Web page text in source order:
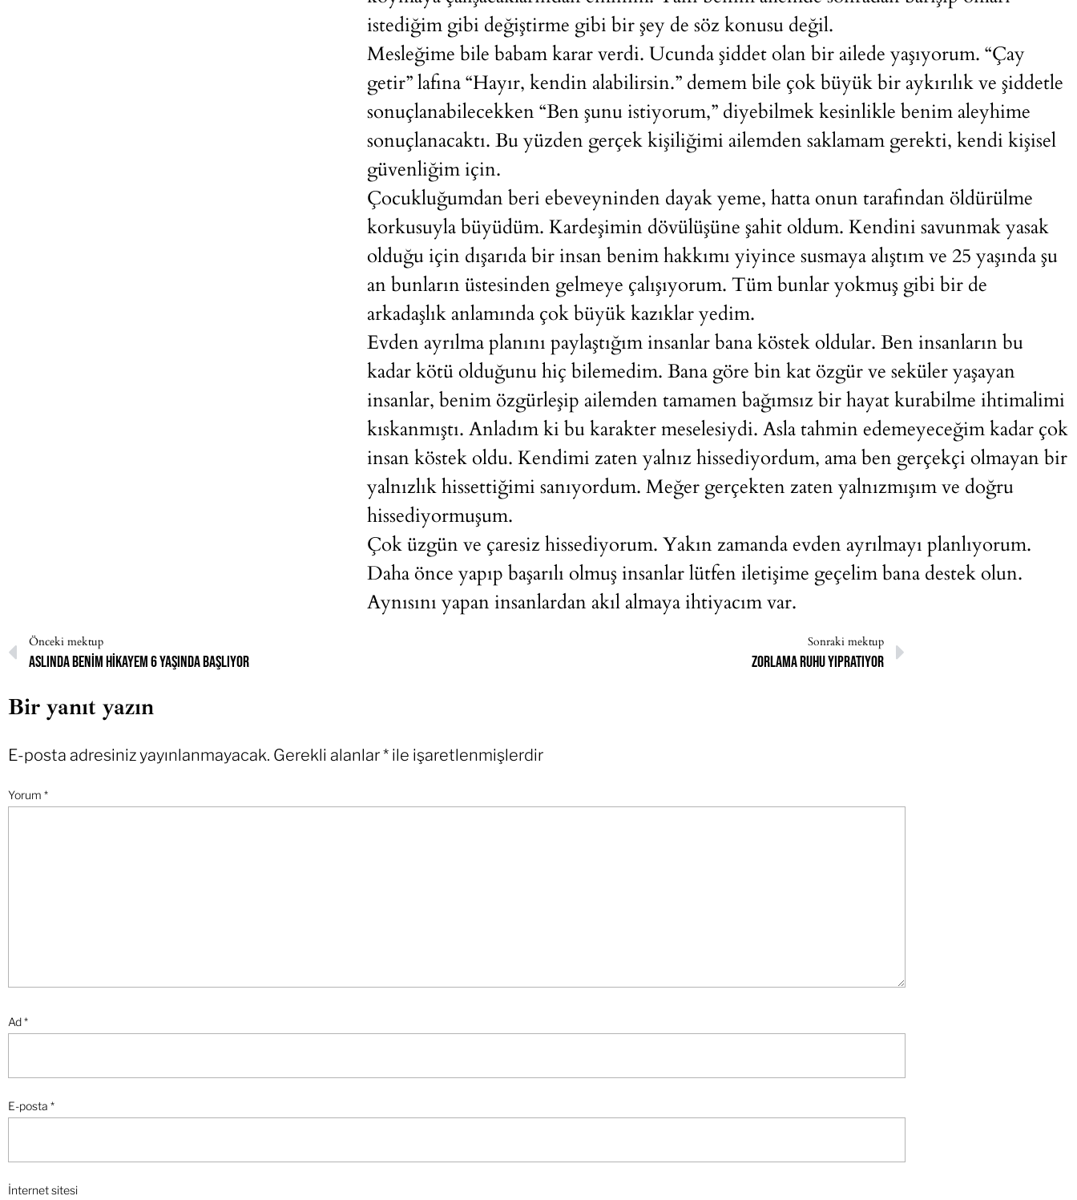
istediğim gibi değiştirme gibi bir şey de söz konusu değil.
Mesleğime bile babam karar verdi. Ucunda şiddet olan bir ailede yaşıyorum. “Çay
getir” lafına “Hayır, kendin alabilirsin.” demem bile çok büyük bir aykırılık ve şiddetle
sonuçlanabilecekken “Ben şunu istiyorum,” diyebilmek kesinlikle benim aleyhime
sonuçlanacaktı. Bu yüzden gerçek kişiliğimi ailemden saklamam gerekti, kendi kişisel
güvenliğim için.
Çocukluğumdan beri ebeveyninden dayak yeme, hatta onun tarafından öldürülme
korkusuyla büyüdüm. Kardeşimin dövülüşüne şahit oldum. Kendini savunmak yasak
olduğu için dışarıda bir insan benim hakkımı yiyince susmaya alıştım ve 25 yaşında şu
an bunların üstesinden gelmeye çalışıyorum. Tüm bunlar yokmuş gibi bir de
arkadaşlık anlamında çok büyük kazıklar yedim.
Evden ayrılma planını paylaştığım insanlar bana köstek oldular. Ben insanların bu
kadar kötü olduğunu hiç bilemedim. Bana göre bin kat özgür ve seküler yaşayan
insanlar, benim özgürleşip ailemden tamamen bağımsız bir hayat kurabilme ihtimalimi
kıskanmıştı. Anladım ki bu karakter meselesiydi. Asla tahmin edemeyeceğim kadar çok
insan köstek oldu. Kendimi zaten yalnız hissediyordum, ama ben gerçekçi olmayan bir
yalnızlık hissettiğimi sanıyordum. Meğer gerçekten zaten yalnızmışım ve doğru
hissediyormuşum.
Çok üzgün ve çaresiz hissediyorum. Yakın zamanda evden ayrılmayı planlıyorum.
Daha önce yapıp başarılı olmuş insanlar lütfen iletişime geçelim bana destek olun.
Aynısını yapan insanlardan akıl almaya ihtiyacım var.
Önceki mektup
Aslında benim hikayem 6 yaşında başlıyor
Sonraki mektup
Zorlama ruhu yıpratıyor
Bir yanıt yazın
E-posta adresiniz yayınlanmayacak. Gerekli alanlar* ile işaretlenmişlerdir
Yorum *
Ad*
E-posta *
İnternet sitesi